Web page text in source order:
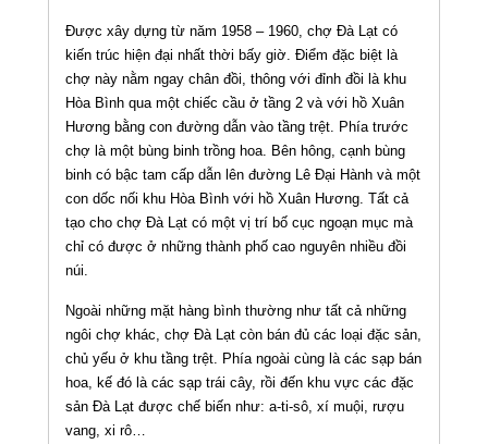
Được xây dựng từ năm 1958 – 1960, chợ Đà Lạt có
kiến trúc hiện đại nhất thời bấy giờ. Điểm đặc biệt là
chợ này nằm ngay chân đồi, thông với đỉnh đồi là khu
Hòa Bình qua một chiếc cầu ở tầng 2 và với hồ Xuân
Hương bằng con đường dẫn vào tầng trệt. Phía trước
chợ là một bùng binh trồng hoa. Bên hông, cạnh bùng
binh có bậc tam cấp dẫn lên đường Lê Đại Hành và một
con dốc nối khu Hòa Bình với hồ Xuân Hương. Tất cả
tạo cho chợ Đà Lạt có một vị trí bố cục ngoạn mục mà
chỉ có được ở những thành phố cao nguyên nhiều đồi
núi.
Ngoài những mặt hàng bình thường như tất cả những
ngôi chợ khác, chợ Đà Lạt còn bán đủ các loại đặc sản,
chủ yếu ở khu tầng trệt. Phía ngoài cùng là các sạp bán
hoa, kế đó là các sạp trái cây, rồi đến khu vực các đặc
sản Đà Lạt được chế biến như: a-ti-sô, xí muội, rượu
vang, xi rô…